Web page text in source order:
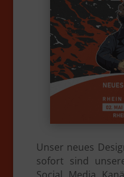
Unser neues
sofort sind